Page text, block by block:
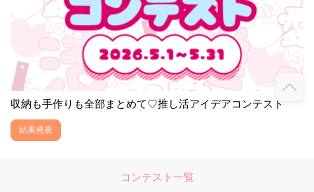
収納も手作りも全部まとめて♡推し活アイデアコンテスト
結果発表
コンテスト一覧